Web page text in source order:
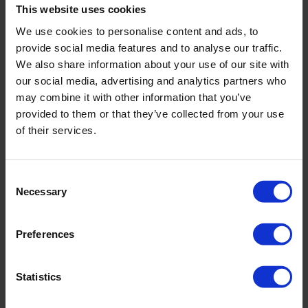
This website uses cookies
We use cookies to personalise content and ads, to
provide social media features and to analyse our traffic.
We also share information about your use of our site with
our social media, advertising and analytics partners who
may combine it with other information that you’ve
provided to them or that they’ve collected from your use
of their services.
Selection
Necessary
Preferences
Statistics
Produktdetails
Beschreibung:
Lebensfreude, Lust an Farben, Neugierde auf die Blüte versprüht
Blättern zusammenbringt. Er lässt eine paradiesisch-elegante
Sommeratmosphäre entstehen, ein Wohlgefühl in und mit der Natur.
Drucks. Großzügig angelegt sind florale Elemente im Farbspektrum
von Weiß über Papaya bis zu Dschungelgrün. Ein kräftiger Blauton
unterstreicht den sommerlichen Charakter des Designs. Sommerlicher
Kurz-Kaftan aus strukturiertem Poly-Crêpe mit körperumspielender